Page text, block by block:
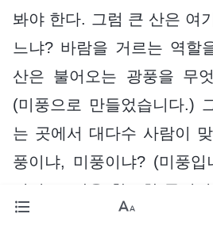
봐야 한다. 그럼 큰 산은 여
느냐? 바람을 거르는 역할
산은 불어오는 광풍을 무
(미풍으로 만들었습니다.)
는 곳에서 대다수 사람이
풍이냐, 미풍이냐? (미풍
님이 큰 산을 창조한 목적
광풍이 늘 모래와 자갈을